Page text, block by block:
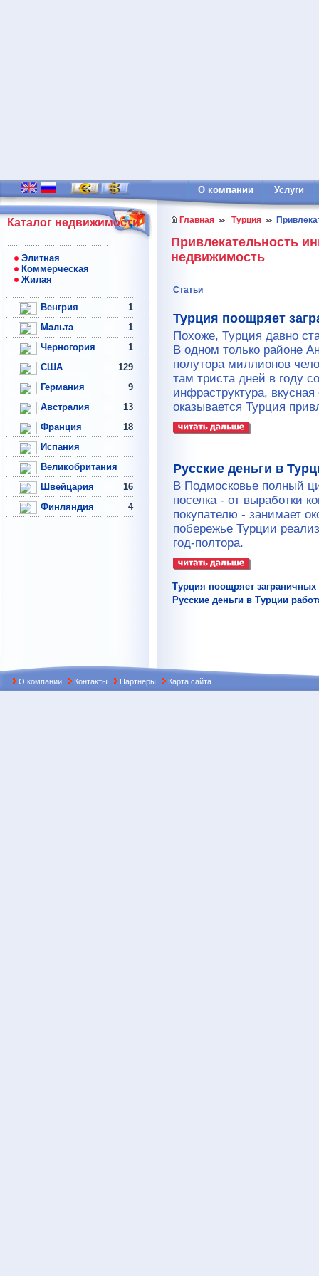
О компании Услуги
Каталог недвижимости
Элитная
Коммерческая
Жилая
Венгрия
1
Мальта
1
Черногория
1
США
129
Германия
9
Австралия
13
Франция
18
Испания
Великобритания
Швейцария
16
Финляндия
4
Главная Турция
Привлекательность
недвижимость
Статьи
Турция поощряет
Похоже, Турция давно
В одном только районе
полутора миллионов
там триста дней в году
инфраструктура,
оказывается Турция
Русские деньги в
В Подмосковье полный
поселка - от выработки
покупателю - занимает
побережье Турции
год-полтора.
Турция поощряет заграничных
Русские деньги в Турции
О компании Контакты Партнеры Карта сайта